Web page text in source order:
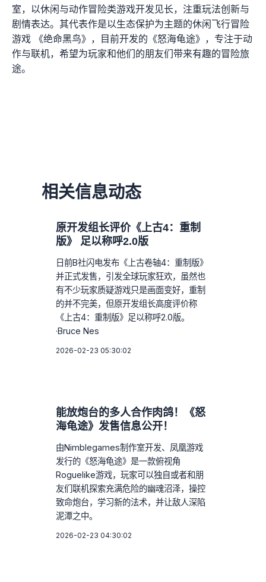
室，以休闲与动作冒险类游戏开发见长，注重玩法创新与
剧情表达。其代表作是以生态保护为主题的休闲飞行冒险
游戏 《绝命黑鸟》，目前开发的《怒海龟途》，专注于动
作与联机，希望为玩家和他们的朋友们带来有趣的冒险旅
途。
相关信息动态
原开发组长评价《上古4：重制
版》 足以称呼2.0版
日前B社闪电发布《上古卷轴4：重制版》
并正式发售，引发全球玩家狂欢，虽然也
有不少玩家质疑游戏只是画面变好，重制
的并不完美，但原开发组长高度评价称
《上古4：重制版》足以称呼2.0版。
·Bruce Nes
2026-02-23 05:30:02
能放炮台的多人合作肉鸽！《怒
海龟途》发售信息公开！
由Nimblegames制作室开发、凤凰游戏
发行的《怒海龟途》是一款俯视角
Roguelike游戏，玩家可以独自或者和朋
友们联机探索充满危险的幽魂沼泽，操控
致命炮台，学习新的法术，并让敌人深陷
泥潭之中。
2026-02-23 04:30:02